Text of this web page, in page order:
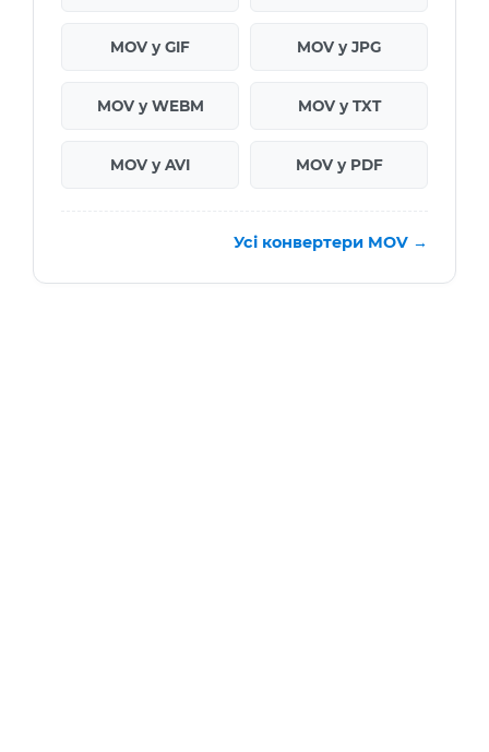
MOV у GIF MOV у JPG
MOV у WEBM MOV у TXT
MOV у AVI MOV у PDF
Усі конвертери MOV →